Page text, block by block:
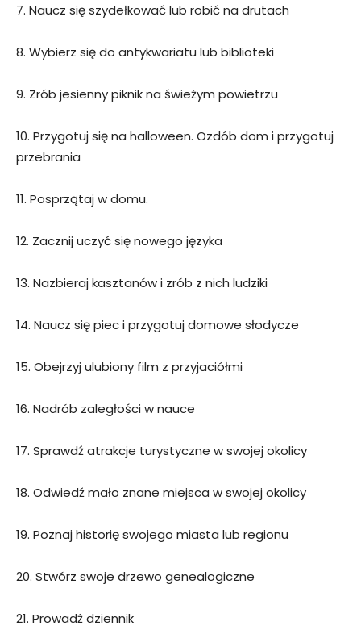
7. Naucz się szydełkować lub robić na drutach
8. Wybierz się do antykwariatu lub biblioteki
9. Zrób jesienny piknik na świeżym powietrzu
10. Przygotuj się na halloween. Ozdób dom i przygotuj
przebrania
11. Posprzątaj w domu.
12. Zacznij uczyć się nowego języka
13. Nazbieraj kasztanów i zrób z nich ludziki
14. Naucz się piec i przygotuj domowe słodycze
15. Obejrzyj ulubiony film z przyjaciółmi
16. Nadrób zaległości w nauce
17. Sprawdź atrakcje turystyczne w swojej okolicy
18. Odwiedź mało znane miejsca w swojej okolicy
19. Poznaj historię swojego miasta lub regionu
20. Stwórz swoje drzewo genealogiczne
21. Prowadź dziennik